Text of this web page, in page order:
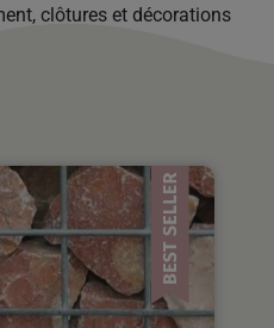
clôtures et décorations